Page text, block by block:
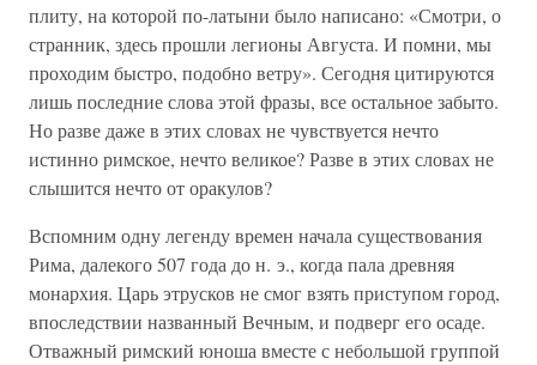
плиту, на которой по-латыни было написано: «Смотри, о
странник, здесь прошли легионы Августа. И помни, мы
проходим быстро, подобно ветру». Сегодня цитируются
лишь последние слова этой фразы, все остальное забыто.
Но разве даже в этих словах не чувствуется нечто
истинно римское, нечто великое? Разве в этих словах не
слышится нечто от оракулов?
Вспомним одну легенду времен начала существования
Рима, далекого 507 года до н. э., когда пала древняя
монархия. Царь этрусков не смог взять приступом город,
впоследствии названный Вечным, и подверг его осаде.
Отважный римский юноша вместе с небольшой группой